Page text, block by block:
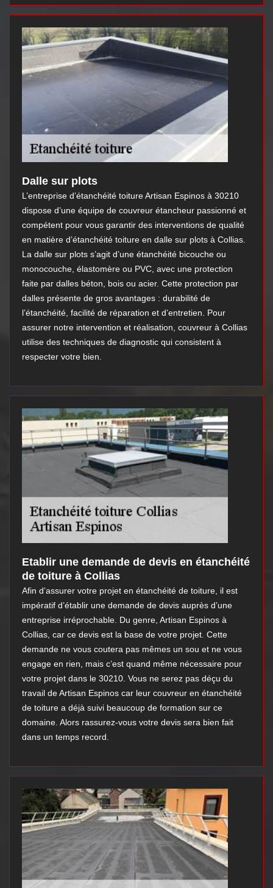
Dalle sur plots
L’entreprise d’étanchéité toiture Artisan Espinos à 30210
dispose d’une équipe de couvreur étancheur passionné et
compétent pour vous garantir des interventions de qualité
en matière d’étanchéité toiture en dalle sur plots à Collias.
La dalle sur plots s’agit d’une étanchéité bicouche ou
monocouche, élastomère ou PVC, avec une protection
faite par dalles béton, bois ou acier. Cette protection par
dalles présente de gros avantages : durabilité de
l’étanchéité, facilité de réparation et d’entretien. Pour
assurer notre intervention et réalisation, couvreur à Collias
utilise des techniques de diagnostic qui consistent à
respecter votre bien.
Etablir une demande de devis en étanchéité
de toiture à Collias
Afin d’assurer votre projet en étanchéité de toiture, il est
impératif d’établir une demande de devis auprès d’une
entreprise irréprochable. Du genre, Artisan Espinos à
Collias, car ce devis est la base de votre projet. Cette
demande ne vous coutera pas mêmes un sou et ne vous
engage en rien, mais c’est quand même nécessaire pour
votre projet dans le 30210. Vous ne serez pas déçu du
travail de Artisan Espinos car leur couvreur en étanchéité
de toiture a déjà suivi beaucoup de formation sur ce
domaine. Alors rassurez-vous votre devis sera bien fait
dans un temps record.